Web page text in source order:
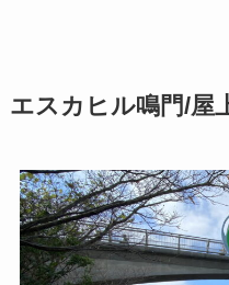
エスカヒル鳴門/屋